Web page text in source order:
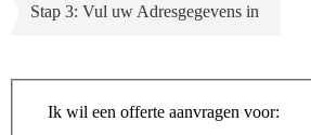
Stap 3: Vul uw Adresgegevens in
Ik wil een offerte aanvragen voor: